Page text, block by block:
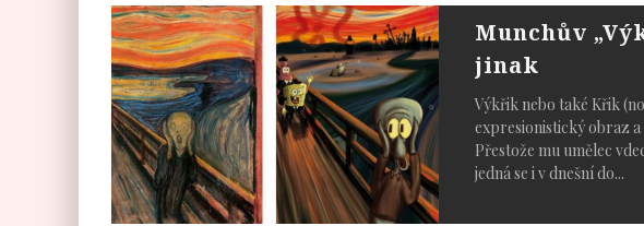
Munchův
jinak
Výkřik nebo také Křik
expresionistický obraz
Přestože mu umělec
jedná se i v dnešní do...